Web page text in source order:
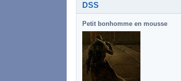
DSS
Petit bonhomme en mousse